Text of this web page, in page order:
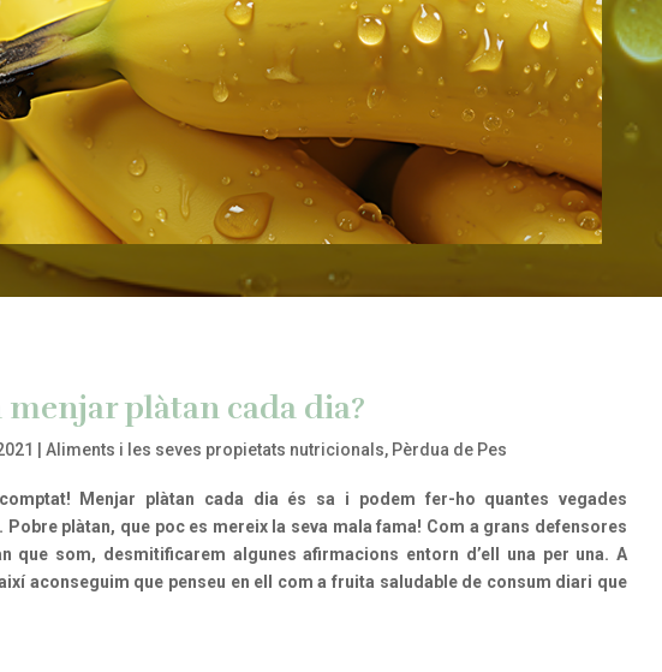
menjar plàtan cada dia?
Aliments i les seves propietats nutricionals, Pèrdua de Pes
Menjar plàtan cada dia és sa i podem fer-ho quantes vegades
Pobre plàtan, que poc es mereix la seva mala fama! Com a grans defensores
que som, desmitificarem algunes afirmacions entorn d’ell una per una. A
aconseguim que penseu en ell com a fruita saludable de consum diari que